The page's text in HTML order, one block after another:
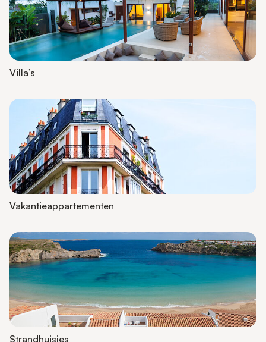
Villa’s
Vakantieappartementen
Strandhuisjes